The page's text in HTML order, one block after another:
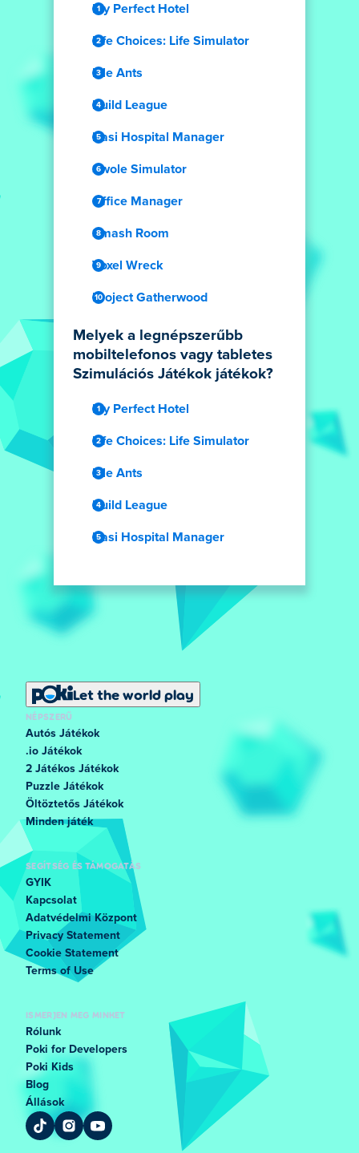
My Perfect Hotel
Life Choices: Life Simulator
Idle Ants
Build League
Dasi Hospital Manager
Swole Simulator
Office Manager
Smash Room
Voxel Wreck
Project Gatherwood
Melyek a legnépszerűbb
mobiltelefonos vagy tabletes
Szimulációs Játékok játékok?
My Perfect Hotel
Life Choices: Life Simulator
Idle Ants
Build League
Dasi Hospital Manager
Let the world play
NÉPSZERŰ
Autós Játékok
.io Játékok
2 Játékos Játékok
Puzzle Játékok
Öltöztetős Játékok
Minden játék
SEGÍTSÉG ÉS TÁMOGATÁS
GYIK
Kapcsolat
Adatvédelmi Központ
Privacy Statement
Cookie Statement
Terms of Use
ISMERJEN MEG MINKET
Rólunk
Poki for Developers
Poki Kids
Blog
Állások